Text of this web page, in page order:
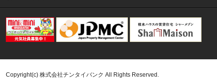
Copyright(c) 株式会社チンタイバンク All Rights Reserved.